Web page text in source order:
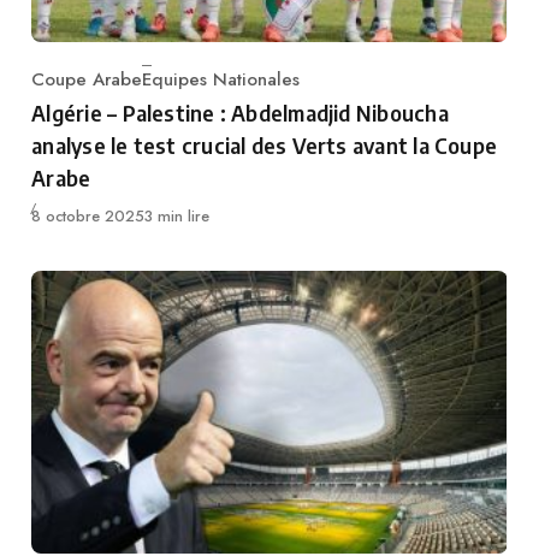
Category
Coupe ArabeEquipes Nationales
Algérie – Palestine : Abdelmadjid Niboucha
analyse le test crucial des Verts avant la Coupe
Arabe
Publié
8 octobre 20253 min lire